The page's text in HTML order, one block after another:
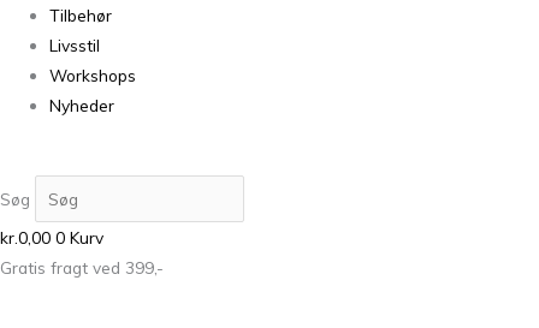
Tilbehør
Livsstil
Workshops
Nyheder
Søg
kr.0,00 0 Kurv
Gratis fragt ved 399,-